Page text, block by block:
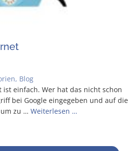
, Blog
ein­fach. Wer hat das nicht schon
bei Goog­le ein­ge­ge­ben und auf die
zu … Wei­ter­le­sen …